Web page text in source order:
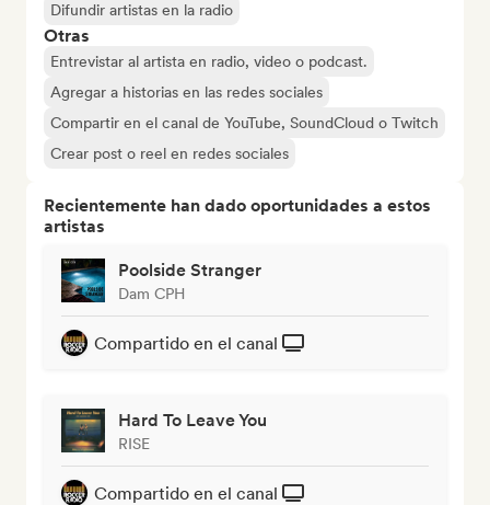
Difundir artistas en la radio
Otras
Entrevistar al artista en radio, video o podcast.
Agregar a historias en las redes sociales
Compartir en el canal de YouTube, SoundCloud o Twitch
Crear post o reel en redes sociales
Recientemente han dado oportunidades a estos
artistas
Poolside Stranger
Dam CPH
Compartido en el canal
Hard To Leave You
RISE
Compartido en el canal